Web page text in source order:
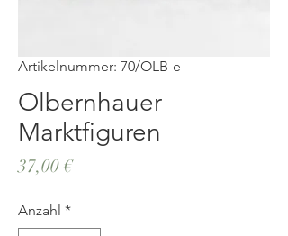
Artikelnummer: 70/OLB-e
Olbernhauer
Marktfiguren
37,00 €Preis
Anzahl *